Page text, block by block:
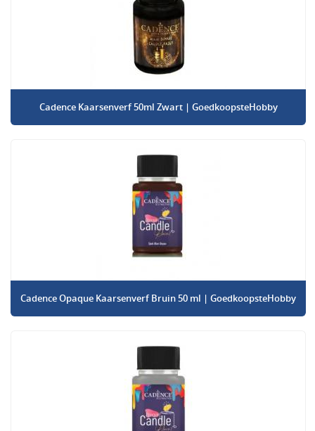
Cadence Kaarsenverf 50ml Zwart | GoedkoopsteHobby
Cadence Opaque Kaarsenverf Bruin 50 ml | GoedkoopsteHobby